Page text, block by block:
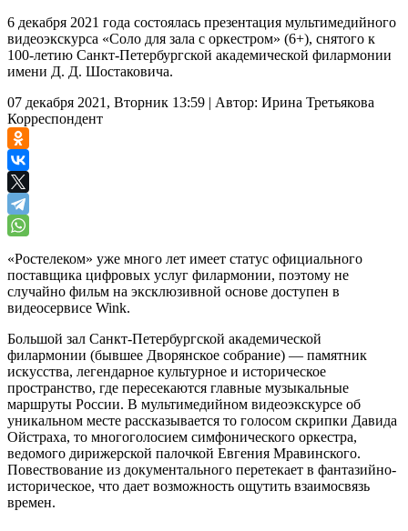
6 декабря 2021 года состоялась презентация мультимедийного
видеоэкскурса «Соло для зала с оркестром» (6+), снятого к
100-летию Санкт-Петербургской академической филармонии
имени Д. Д. Шостаковича.
07 декабря 2021, Вторник 13:59 | Автор: Ирина Третьякова
Корреспондент
«Ростелеком» уже много лет имеет статус официального
поставщика цифровых услуг филармонии, поэтому не
случайно фильм на эксклюзивной основе доступен в
видеосервисе Wink.
Большой зал Санкт-Петербургской академической
филармонии (бывшее Дворянское собрание) — памятник
искусства, легендарное культурное и историческое
пространство, где пересекаются главные музыкальные
маршруты России. В мультимедийном видеоэкскурсе об
уникальном месте рассказывается то голосом скрипки Давида
Ойстраха, то многоголосием симфонического оркестра,
ведомого дирижерской палочкой Евгения Мравинского.
Повествование из документального перетекает в фантазийно-
историческое, что дает возможность ощутить взаимосвязь
времен.